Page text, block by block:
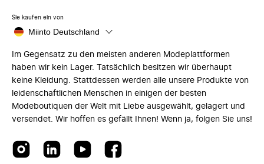
Sie kaufen ein von
Miinto Deutschland
Im Gegensatz zu den meisten anderen Modeplattformen
haben wir kein Lager. Tatsächlich besitzen wir überhaupt
keine Kleidung. Stattdessen werden alle unsere Produkte von
leidenschaftlichen Menschen in einigen der besten
Modeboutiquen der Welt mit Liebe ausgewählt, gelagert und
versendet. Wir hoffen es gefällt Ihnen! Wenn ja, folgen Sie uns!